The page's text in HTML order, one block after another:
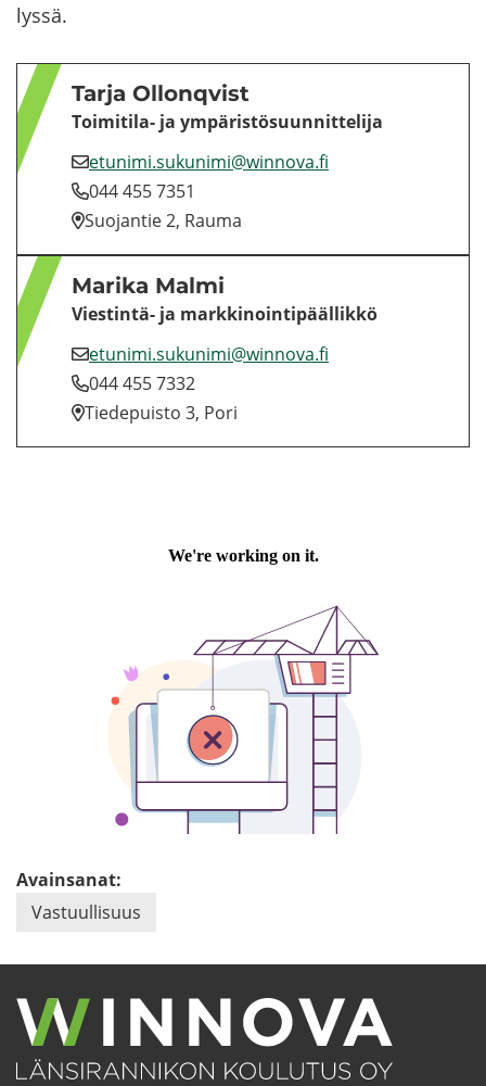
lys­sä.
Tarja Ol­lon­qvist
Toimitila-​ ja ym­pä­ris­tö­suun­nit­te­li­ja
etu­ni­mi.su­ku­ni­mi@winnova.fi
044 455 7351
Suo­jan­tie 2, Rauma
Ma­ri­ka Malmi
Viestintä-​ ja mark­ki­noin­ti­pääl­lik­kö
etu­ni­mi.su­ku­ni­mi@winnova.fi
044 455 7332
Tie­de­puis­to 3, Pori
Avainsanat:
Vas­tuul­li­suus